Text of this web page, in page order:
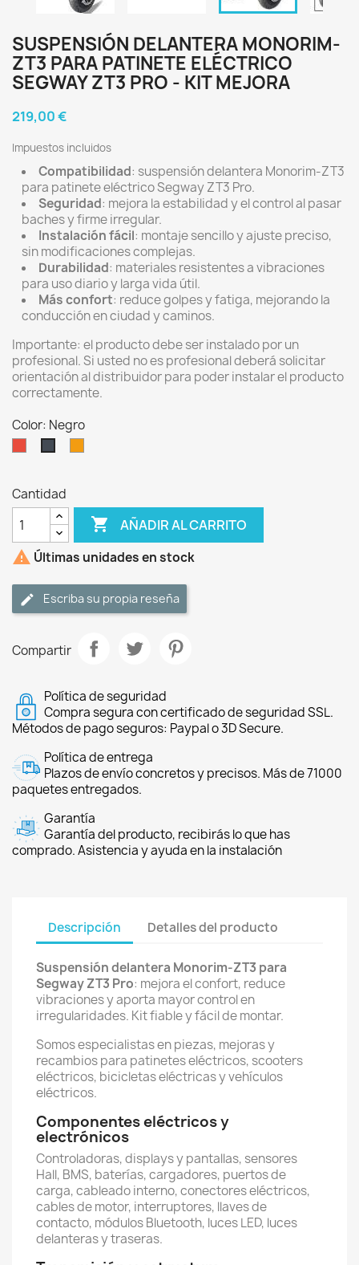
SUSPENSIÓN DELANTERA MONORIM-
ZT3 PARA PATINETE ELÉCTRICO
SEGWAY ZT3 PRO - KIT MEJORA
219,00 €
Impuestos incluidos
Compatibilidad: suspensión delantera Monorim-ZT3
para patinete eléctrico Segway ZT3 Pro.
Seguridad: mejora la estabilidad y el control al pasar
baches y firme irregular.
Instalación fácil: montaje sencillo y ajuste preciso,
sin modificaciones complejas.
Durabilidad: materiales resistentes a vibraciones
para uso diario y larga vida útil.
Más confort: reduce golpes y fatiga, mejorando la
conducción en ciudad y caminos.
Importante: el producto debe ser instalado por un
profesional. Si usted no es profesional deberá solicitar
orientación al distribuidor para poder instalar el producto
correctamente.
Color: Negro
Cantidad
 AÑADIR AL CARRITO
 Últimas unidades en stock
Escriba su propia reseña
Compartir
Política de seguridad
Compra segura con certificado de seguridad SSL.
Métodos de pago seguros: Paypal o 3D Secure.
Política de entrega
Plazos de envío concretos y precisos. Más de 71000
paquetes entregados.
Garantía
Garantía del producto, recibirás lo que has
comprado. Asistencia y ayuda en la instalación
Descripción Detalles del producto
Suspensión delantera Monorim-ZT3 para
Segway ZT3 Pro: mejora el confort, reduce
vibraciones y aporta mayor control en
irregularidades. Kit fiable y fácil de montar.
Somos especialistas en piezas, mejoras y
recambios para patinetes eléctricos, scooters
eléctricos, bicicletas eléctricas y vehículos
eléctricos.
Componentes eléctricos y
electrónicos
Controladoras, displays y pantallas, sensores
Hall, BMS, baterías, cargadores, puertos de
carga, cableado interno, conectores eléctricos,
cables de motor, interruptores, llaves de
contacto, módulos Bluetooth, luces LED, luces
delanteras y traseras.